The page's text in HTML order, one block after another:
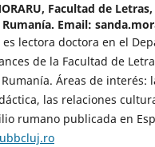
Facultad de
Email:
es lectora doctora en el
de la Facultad de
Áreas de interés:
las relaciones
rumano publicada en